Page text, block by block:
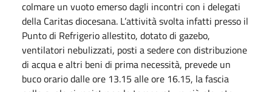
colmare un vuoto emerso dagli incontri con i delegati
della Caritas diocesana. L’attività svolta infatti presso il
Punto di Refrigerio allestito, dotato di gazebo,
ventilatori nebulizzati, posti a sedere con distribuzione
di acqua e altri beni di prima necessità, prevede un
buco orario dalle ore 13.15 alle ore 16.15, la fascia